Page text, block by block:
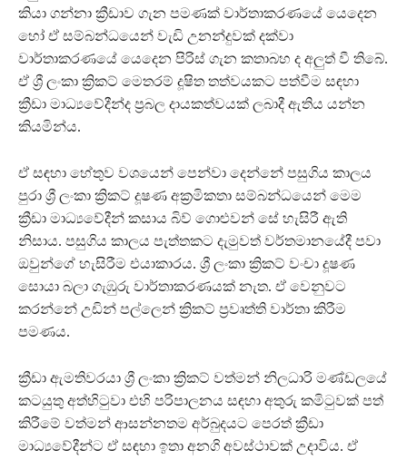
කියා ගන්නා ක්‍රීඩාව ගැන පමණක් වාර්තාකරණයේ යෙදෙන
හෝ ඒ සම්බන්ධයෙන් වැඩි උනන්දුවක් දක්වා
වාර්තාකරණයේ යෙදෙන පිරිස් ගැන කතාබහ ද අලුත් වී තිබේ.
ඒ ශ්‍රී ලංකා ක්‍රිකට් මෙතරම් දූෂිත තත්වයකට පත්වීම සඳහා
ක්‍රීඩා මාධ්‍යවේදීන්ද ප්‍රබල දායකත්වයක් ලබාදී ඇතිය යන්න
කියමින්ය.
ඒ සඳහා හේතුව වශයෙන් පෙන්වා දෙන්නේ පසුගිය කාලය
පුරා ශ්‍රී ලංකා ක්‍රිකට් දූෂණ අක්‍රමිකතා සම්බන්ධයෙන් මෙම
ක්‍රීඩා මාධ්‍යවේදීන් කසාය බිව් ගොළුවන් සේ හැසිරී ඇති
නිසාය. පසුගිය කාලය පැත්තකට දැමුවත් වර්තමානයේදී පවා
ඔවුන්ගේ හැසිරීම එයාකාරය. ශ්‍රී ලංකා ක්‍රිකට් වංචා දූෂණ
සොයා බලා ගැඹුරු වාර්තාකරණයක් නැත. ඒ වෙනුවට
කරන්නේ උඩින් පල්ලෙන් ක්‍රිකට් ප්‍රවෘත්ති වාර්තා කිරීම
පමණය.
ක්‍රීඩා ඇමතිවරයා ශ්‍රී ලංකා ක්‍රිකට් වත්මන් නිලධාරි මණ්ඩලයේ
කටයුතු අත්හිටුවා එහි පරිපාලනය සඳහා අතුරු කමිටුවක් පත්
කිරීමේ වත්මන් ආසන්නතම අර්බුදයට පෙරත් ක්‍රීඩා
මාධ්‍යවේදීන්ට ඒ සඳහා ඉතා අනගි අවස්ථාවක් උදාවිය. ඒ